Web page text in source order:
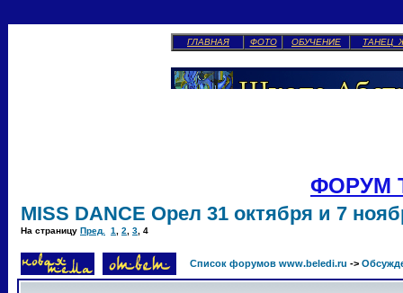
ГЛАВНАЯ ФОТО ОБУЧЕНИЕ ТАНЕЦ
ФОРУМ
MISS DANCE Орел 31 октября и 7
На страницу Пред. 1 2 3 4
Список форумов www.beledi.ru ->